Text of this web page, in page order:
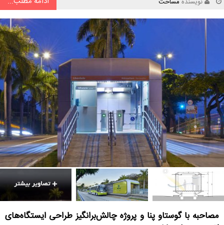
نویسنده مساحت
مصاحبه با گوستاو پنا و پروژه چالش‌برانگیز طراحی ایستگاه‌های